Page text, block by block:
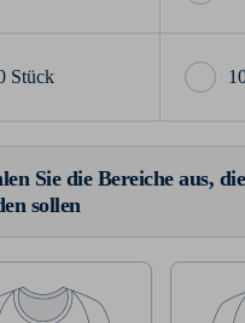
Stück
Sie die Bereiche aus,
sollen